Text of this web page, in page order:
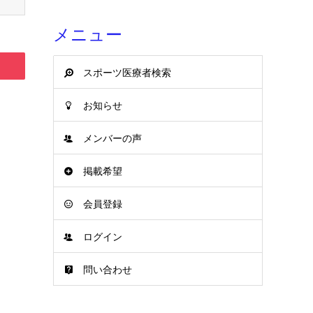
メニュー
スポーツ医療者検索
お知らせ
メンバーの声
掲載希望
会員登録
ログイン
問い合わせ